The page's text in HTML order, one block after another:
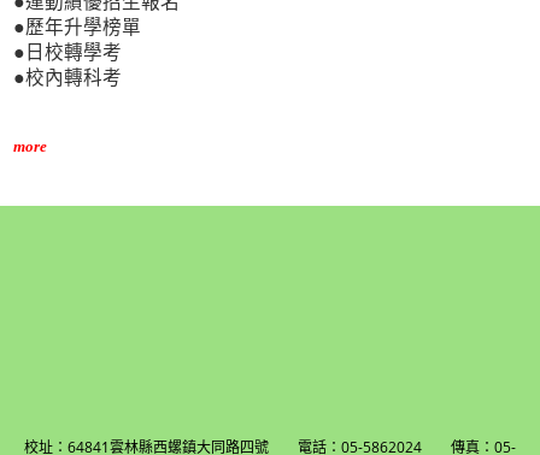
●歷年升學榜單
●日校轉學考
●校內轉科考
more
校址：64841雲林縣西螺鎮大同路四號 電話：05-5862024 傳真：05-